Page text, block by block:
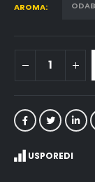
AROMA
USPOREDI